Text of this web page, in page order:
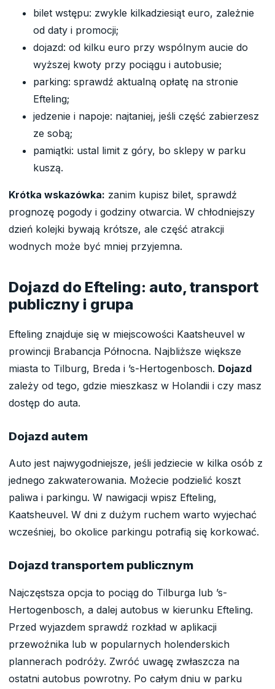
bilet wstępu: zwykle kilkadziesiąt euro, zależnie
od daty i promocji;
dojazd: od kilku euro przy wspólnym aucie do
wyższej kwoty przy pociągu i autobusie;
parking: sprawdź aktualną opłatę na stronie
Efteling;
jedzenie i napoje: najtaniej, jeśli część zabierzesz
ze sobą;
pamiątki: ustal limit z góry, bo sklepy w parku
kuszą.
Krótka wskazówka: zanim kupisz bilet, sprawdź
prognozę pogody i godziny otwarcia. W chłodniejszy
dzień kolejki bywają krótsze, ale część atrakcji
wodnych może być mniej przyjemna.
Dojazd do Efteling: auto, transport
publiczny i grupa
Efteling znajduje się w miejscowości Kaatsheuvel w
prowincji Brabancja Północna. Najbliższe większe
miasta to Tilburg, Breda i ’s-Hertogenbosch. Dojazd
zależy od tego, gdzie mieszkasz w Holandii i czy masz
dostęp do auta.
Dojazd autem
Auto jest najwygodniejsze, jeśli jedziecie w kilka osób z
jednego zakwaterowania. Możecie podzielić koszt
paliwa i parkingu. W nawigacji wpisz Efteling,
Kaatsheuvel. W dni z dużym ruchem warto wyjechać
wcześniej, bo okolice parkingu potrafią się korkować.
Dojazd transportem publicznym
Najczęstsza opcja to pociąg do Tilburga lub ’s-
Hertogenbosch, a dalej autobus w kierunku Efteling.
Przed wyjazdem sprawdź rozkład w aplikacji
przewoźnika lub w popularnych holenderskich
plannerach podróży. Zwróć uwagę zwłaszcza na
ostatni autobus powrotny. Po całym dniu w parku